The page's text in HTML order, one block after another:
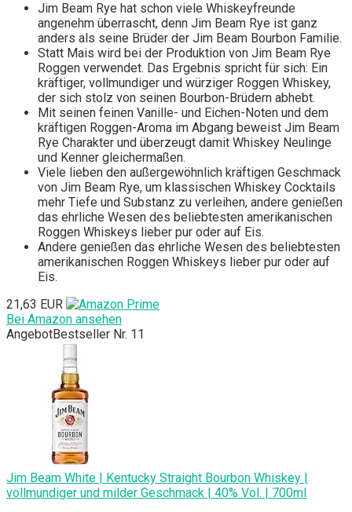
Jim Beam Rye hat schon viele Whiskeyfreunde
angenehm überrascht, denn Jim Beam Rye ist ganz
anders als seine Brüder der Jim Beam Bourbon Familie.
Statt Mais wird bei der Produktion von Jim Beam Rye
Roggen verwendet. Das Ergebnis spricht für sich: Ein
kräftiger, vollmundiger und würziger Roggen Whiskey,
der sich stolz von seinen Bourbon-Brüdern abhebt.
Mit seinen feinen Vanille- und Eichen-Noten und dem
kräftigen Roggen-Aroma im Abgang beweist Jim Beam
Rye Charakter und überzeugt damit Whiskey Neulinge
und Kenner gleichermaßen.
Viele lieben den außergewöhnlich kräftigen Geschmack
von Jim Beam Rye, um klassischen Whiskey Cocktails
mehr Tiefe und Substanz zu verleihen, andere genießen
das ehrliche Wesen des beliebtesten amerikanischen
Roggen Whiskeys lieber pur oder auf Eis.
Andere genießen das ehrliche Wesen des beliebtesten
amerikanischen Roggen Whiskeys lieber pur oder auf
Eis.
21,63 EUR
Bei Amazon ansehen
AngebotBestseller Nr. 11
Jim Beam White | Kentucky Straight Bourbon Whiskey |
vollmundiger und milder Geschmack | 40% Vol. | 700ml